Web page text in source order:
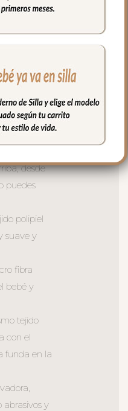
respaldo y
la salida
elástica
de
funda
siempre a
desde
puedes
polipiel
suave y
fibra
bebé y
tejido
con el
funda en la
abrasivos y